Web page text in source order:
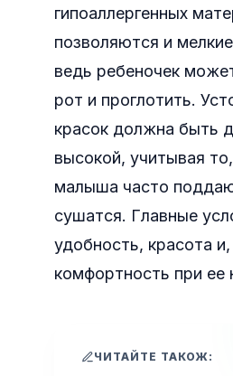
гипоаллергенных
позволяются и
ведь ребеночек
рот и проглотить.
красок должна быть
высокой, учитывая
малыша часто
сушатся. Главные
удобность, красота
комфортность при ее
ЧИТАЙТЕ ТАКОЖ: